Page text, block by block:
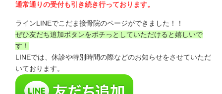
通常通りの受付も引き続き行っております。
ラインLINEでこだま接骨院のページができました！！
ぜひ友だち追加ボタンをポチっとしていただけると嬉しいで
す！
LINEでは、休診や特別時間の際などのお知らせをさせていただ
いております。